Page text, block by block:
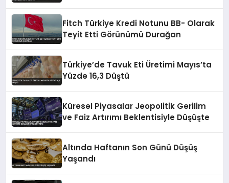
Fitch Türkiye Kredi Notunu BB- Olarak
Teyit Etti Görünümü Durağan
Türkiye’de Tavuk Eti Üretimi Mayıs’ta
Yüzde 16,3 Düştü
Küresel Piyasalar Jeopolitik Gerilim
ve Faiz Artırımı Beklentisiyle Düşüşte
Altında Haftanın Son Günü Düşüş
Yaşandı